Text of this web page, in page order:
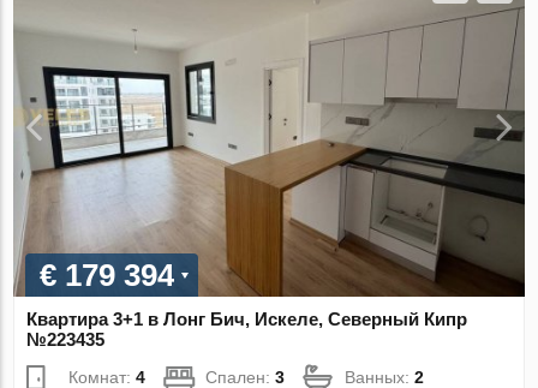
€ 179 394
Квартира 3+1 в Лонг Бич, Искеле, Северный Кипр
№223435
Комнат:4 Спален:3 Ванных:2